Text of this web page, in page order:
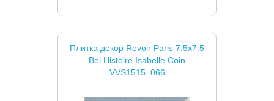
Плитка декор Revoir Paris 7.5x7.5
Bel Histoire Isabelle Coin
VVS1515_066